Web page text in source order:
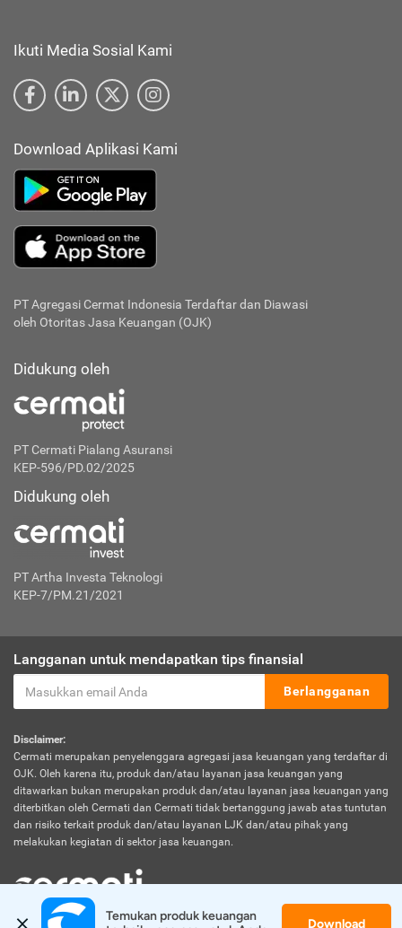
Ikuti Media Sosial Kami
Download Aplikasi Kami
PT Agregasi Cermat Indonesia Terdaftar dan Diawasi
oleh Otoritas Jasa Keuangan (OJK)
Didukung oleh
PT Cermati Pialang Asuransi
KEP-596/PD.02/2025
Didukung oleh
PT Artha Investa Teknologi
KEP-7/PM.21/2021
Langganan untuk mendapatkan tips finansial
Berlangganan
Disclaimer:
Cermati merupakan penyelenggara agregasi jasa keuangan yang terdaftar di
OJK. Oleh karena itu, produk dan/atau layanan jasa keuangan yang
ditawarkan bukan merupakan produk dan/atau layanan jasa keuangan yang
diterbitkan oleh Cermati dan Cermati tidak bertanggung jawab atas tuntutan
dan risiko terkait produk dan/atau layanan LJK dan/atau pihak yang
melakukan kegiatan di sektor jasa keuangan.
© 2026 Cermati. All Rights Reserved.
Temukan produk keuangan
Download